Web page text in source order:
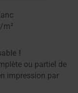
m²
!
ou partiel de
impression par